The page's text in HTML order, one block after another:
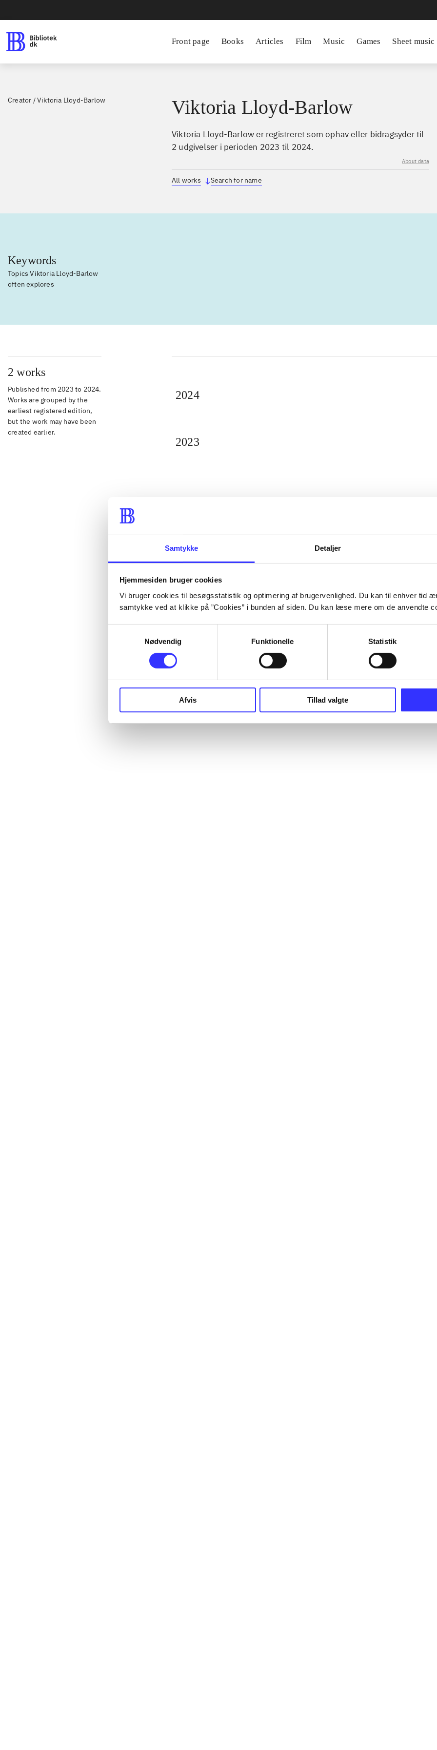
Samtykke Detaljer
Hjemmesiden bruger cookies
Vi bruger cookies til besøgsstatistik og optimering af brugervenlighed. Du kan til enhver tid
samtykke ved at klikke på ”Cookies” i bunden af siden. Du kan læse mere om de anvendte
Nødvendig
Funktionelle Statistik
Afvis Tillad valgte
Front page Books Articles Film Music Games Sheet music
Creator /Viktoria Lloyd-Barlow Viktoria Lloyd-Barlow
Viktoria Lloyd-Barlow er registreret som ophav eller bidragsyder til
2 udgivelser i perioden 2023 til 2024.
About data
All works Search for name
Keywords
Topics Viktoria Lloyd-Barlow
often explores
2 works
Published from 2023 to 2024.
Works are grouped by the
earliest registered edition,
but the work may have been
created earlier.
2024
2023